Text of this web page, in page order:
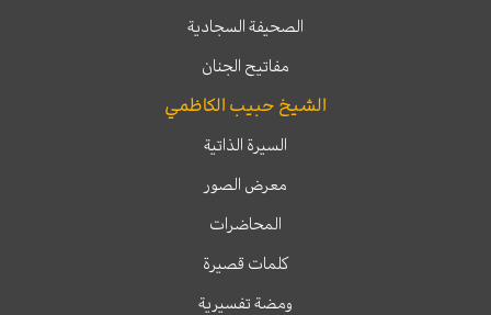
الصحيفة السجادية
مفاتيح الجنان
الشيخ حبيب الكاظمي
السيرة الذاتية
معرض الصور
المحاضرات
كلمات قصيرة
ومضة تفسيرية